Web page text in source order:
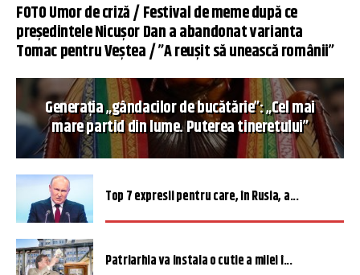
FOTO Umor de criză / Festival de meme după ce
președintele Nicușor Dan a abandonat varianta
Tomac pentru Veștea / ”A reușit să unească românii”
Generația „gândacilor de bucătărie”: „Cel mai
mare partid din lume. Puterea tineretului”
Top 7 expresii pentru care, în Rusia, a...
Patriarhia va instala o cutie a milei î...